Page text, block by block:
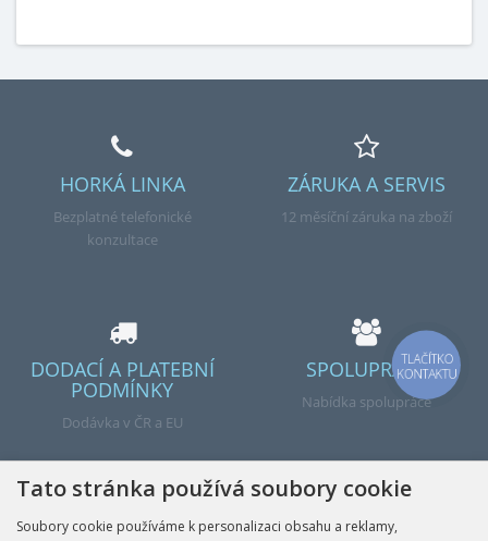
HORKÁ LINKA
Bezplatné telefonické
konzultace
ZÁRUKA A SERVIS
12 měsíční záruka na zboží
DODACÍ A PLATEBNÍ
PODMÍNKY
Dodávka v ČR a EU
SPOLUPRÁCE
Nabídka spolupráce
Tato stránka používá soubory cookie
Soubory cookie používáme k personalizaci obsahu a reklamy,
TLAČÍTKO
KONTAKTU